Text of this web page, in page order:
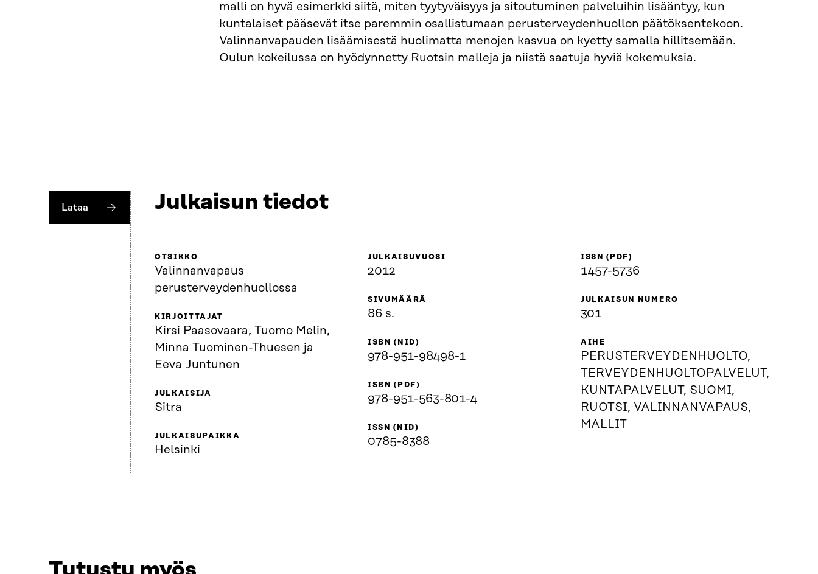
malli on hyvä esimerkki siitä, miten tyytyväisyys ja sitoutuminen palveluihin lisääntyy, kun
kuntalaiset pääsevät itse paremmin osallistumaan perusterveydenhuollon päätöksentekoon.
Valinnanvapauden lisäämisestä huolimatta menojen kasvua on kyetty samalla hillitsemään.
Oulun kokeilussa on hyödynnetty Ruotsin malleja ja niistä saatuja hyviä kokemuksia.
Lataa Julkaisun tiedot
OTSIKKO
Valinnanvapaus
perusterveydenhuollossa
KIRJOITTAJAT
Kirsi Paasovaara, Tuomo Melin,
Minna Tuominen-Thuesen ja
Eeva Juntunen
JULKAISIJA
Sitra
JULKAISUPAIKKA
Helsinki
JULKAISUVUOSI
2012
SIVUMÄÄRÄ
86 s.
ISBN (NID)
978-951-98498-1
ISBN (PDF)
978-951-563-801-4
ISSN (NID)
0785-8388
ISSN (PDF)
1457-5736
JULKAISUN NUMERO
301
AIHE
PERUSTERVEYDENHUOLTO,
TERVEYDENHUOLTOPALVELUT,
KUNTAPALVELUT, SUOMI,
RUOTSI, VALINNANVAPAUS,
MALLIT